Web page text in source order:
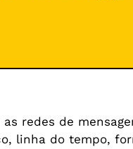
redes de
linha do tempo,